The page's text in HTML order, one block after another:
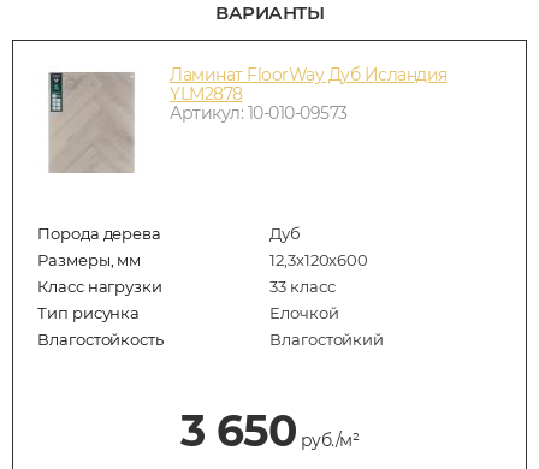
ВАРИАНТЫ
Ламинат FloorWay Дуб Исландия
YLM2878
Артикул: 10-010-09573
Порода дерева
Дуб
Размеры, мм
12,3х120х600
Класс нагрузки
33 класс
Тип рисунка
Елочкой
Влагостойкость
Влагостойкий
3 650 руб./м²